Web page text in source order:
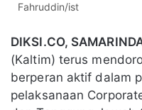
Fahruddin/ist
DIKSI.CO,
(Kaltim) terus
berperan aktif dalam
pelaksanaan